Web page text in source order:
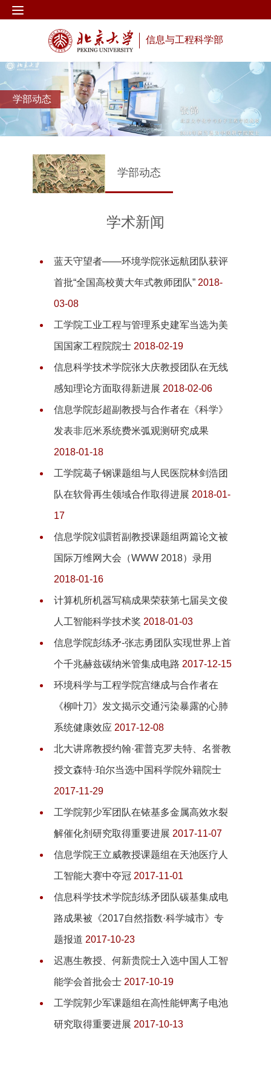
信息与工程科学部
学部动态
学部动态
学术新闻
蓝天守望者——环境学院张远航团队获评
首批“全国高校黄大年式教师团队” 2018-
03-08
工学院工业工程与管理系史建军当选为美
国国家工程院院士 2018-02-19
信息科学技术学院张大庆教授团队在无线
感知理论方面取得新进展 2018-02-06
信息学院彭超副教授与合作者在《科学》
发表非厄米系统费米弧观测研究成果
2018-01-18
工学院葛子钢课题组与人民医院林剑浩团
队在软骨再生领域合作取得进展 2018-01-
17
信息学院刘譞哲副教授课题组两篇论文被
国际万维网大会（WWW 2018）录用
2018-01-16
计算机所机器写稿成果荣获第七届吴文俊
人工智能科学技术奖 2018-01-03
信息学院彭练矛-张志勇团队实现世界上首
个千兆赫兹碳纳米管集成电路 2017-12-15
环境科学与工程学院宫继成与合作者在
《柳叶刀》发文揭示交通污染暴露的心肺
系统健康效应 2017-12-08
北大讲席教授约翰·霍普克罗夫特、名誉教
授文森特·珀尔当选中国科学院外籍院士
2017-11-29
工学院郭少军团队在铱基多金属高效水裂
解催化剂研究取得重要进展 2017-11-07
信息学院王立威教授课题组在天池医疗人
工智能大赛中夺冠 2017-11-01
信息科学技术学院彭练矛团队碳基集成电
路成果被《2017自然指数·科学城市》专
题报道 2017-10-23
迟惠生教授、何新贵院士入选中国人工智
能学会首批会士 2017-10-19
工学院郭少军课题组在高性能钾离子电池
研究取得重要进展 2017-10-13